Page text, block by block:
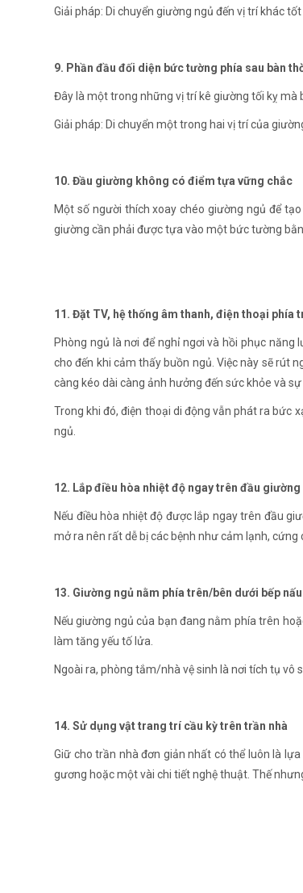
Giải pháp: Di chuyển giường ngủ đến vị trí khác
9. Phần đầu đối diện bức tường phía sau bàn
Đây là một trong những vị trí kê giường tối kỵ mà
Giải pháp: Di chuyển một trong hai vị trí của
10. Đầu giường không có điểm tựa vững chắc
Một số người thích xoay chéo giường ngủ để
giường cần phải được tựa vào một bức tường
11. Đặt TV, hệ thống âm thanh, điện thoại phía
Phòng ngủ là nơi để nghỉ ngơi và hồi phục
cho đến khi cảm thấy buồn ngủ. Việc này sẽ rút
càng kéo dài càng ảnh hưởng đến sức khỏe và sự
Trong khi đó, điện thoại di động vẫn phát ra bức
ngủ.
12. Lắp điều hòa nhiệt độ ngay trên đầu giường
Nếu điều hòa nhiệt độ được lắp ngay trên đầu
mở ra nên rất dễ bị các bệnh như cảm lạnh, cứng
13. Giường ngủ nằm phía trên/bên dưới bếp
Nếu giường ngủ của bạn đang nằm phía trên
làm tăng yếu tố lửa.
Ngoài ra, phòng tắm/nhà vệ sinh là nơi tích tụ vô
14. Sử dụng vật trang trí cầu kỳ trên trần nhà
Giữ cho trần nhà đơn giản nhất có thể luôn là
gương hoặc một vài chi tiết nghệ thuật. Thế